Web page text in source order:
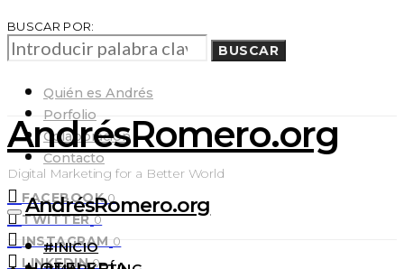
BUSCAR POR:
BUSCAR
Quién es Andrés
Porfolio
Colaboración
Contacto
FACEBOOK 0
TWITTER 0
INSTAGRAM 0
LINKEDIN 0
AndrésRomero.org
Digital Marketing for a Better World
AndrésRomero.org
#INICIO